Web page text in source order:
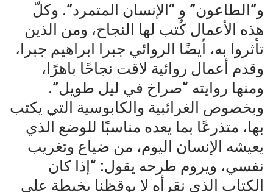
و”الطاعون” و “الإنسان المتمرد”. وكلّ
هذه الأعمال كُتب لها النجاح، ومن الذين
تأثروا به، أيضًا الروائي جبرا ابراهيم جبرا،
وقدم أعمال روائية لاقت نجاحًا باهرًا،
ومنها روايته “صراخ في ليل طويل”.
وبخصوص الغرائبية والكابوسية التي يكتب
بها، متذرعًا بما يعده مناسبًا للوضع الذي
يعيشه الإنسان اليوم، من ضياع وتغريب
نفسي، ويروم طرحه يقول: “إذا كان
الكتاب الذي نقرأه لا يوقظنا بخبطة على